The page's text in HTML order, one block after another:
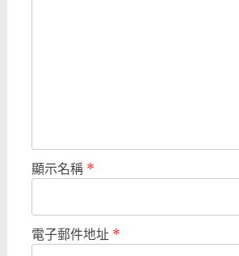
顯示名稱 *
電子郵件地址 *